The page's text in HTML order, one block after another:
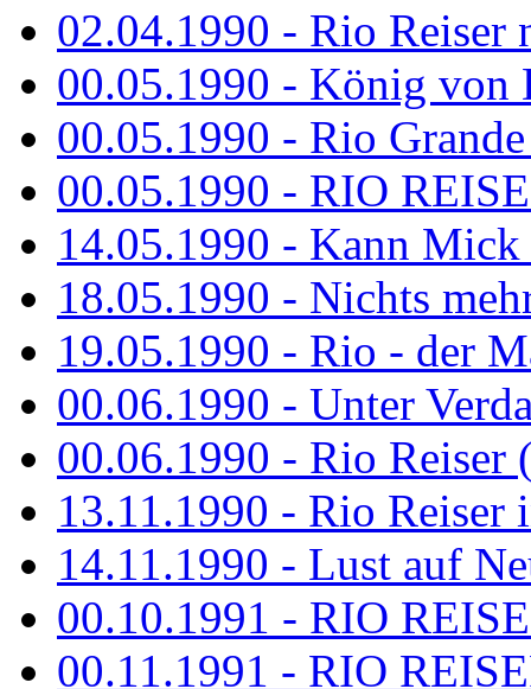
02.04.1990 - Rio
00.05.1990 - König von
00.05.1990 - Rio
00.05.1990 - RIO
14.05.1990 - Kann Mick
18.05.1990 - Nichts
19.05.1990 - Rio - der
00.06.1990 - Unter
00.06.1990 - Rio Reiser
13.11.1990 - Rio Reiser
14.11.1990 - Lust auf
00.10.1991 - RIO
00.11.1991 - RIO